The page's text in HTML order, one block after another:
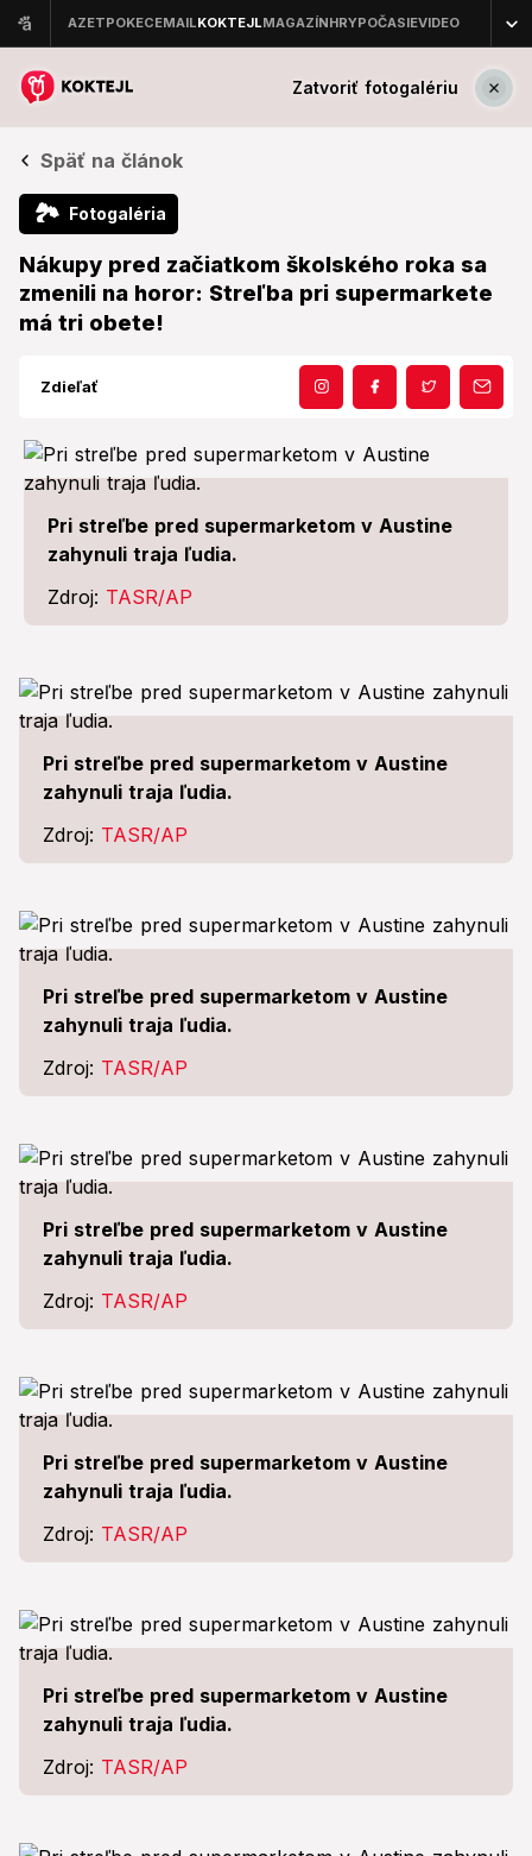
Zatvoriť fotogalériu
Späť na článok
🏞 Fotogaléria
Nákupy pred začiatkom školského roka sa
zmenili na horor: Streľba pri supermarkete
má tri obete!
Zdieľať
Pri streľbe pred supermarketom v Austine
zahynuli traja ľudia.
Zdroj: TASR/AP
Pri streľbe pred supermarketom v Austine
zahynuli traja ľudia.
Zdroj: TASR/AP
Pri streľbe pred supermarketom v Austine
zahynuli traja ľudia.
Zdroj: TASR/AP
Pri streľbe pred supermarketom v Austine
zahynuli traja ľudia.
Zdroj: TASR/AP
Pri streľbe pred supermarketom v Austine
zahynuli traja ľudia.
Zdroj: TASR/AP
Pri streľbe pred supermarketom v Austine
zahynuli traja ľudia.
Zdroj: TASR/AP